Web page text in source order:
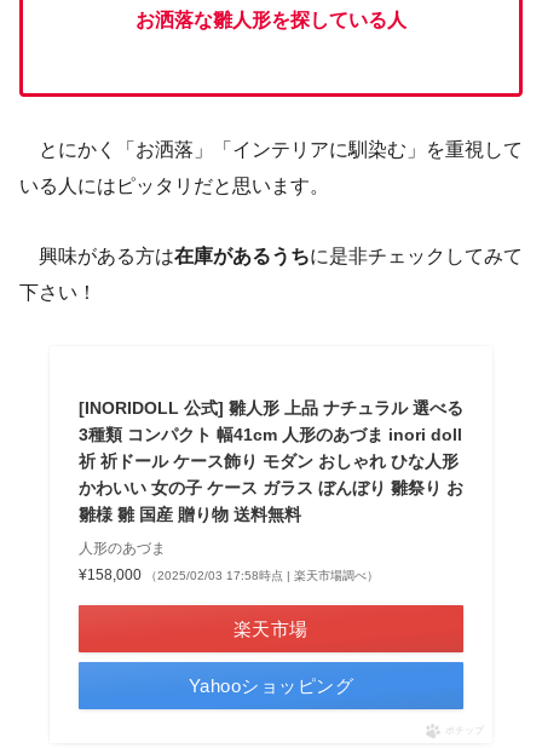
お洒落な雛人形を探している人
とにかく「お洒落」「インテリアに馴染む」を重視して
いる人にはピッタリだと思います。
興味がある方は在庫があるうちに是非チェックしてみて
下さい！
[INORIDOLL 公式] 雛人形 上品 ナチュラル 選べる
3種類 コンパクト 幅41cm 人形のあづま inori doll
祈 祈ドール ケース飾り モダン おしゃれ ひな人形
かわいい 女の子 ケース ガラス ぼんぼり 雛祭り お
雛様 雛 国産 贈り物 送料無料
人形のあづま
¥158,000
（2025/02/03 17:58時点 | 楽天市場調べ）
楽天市場
Yahooショッピング
ポチップ